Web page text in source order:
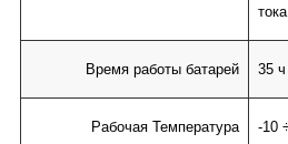
Время работы батарей 35
Рабочая Температура -10